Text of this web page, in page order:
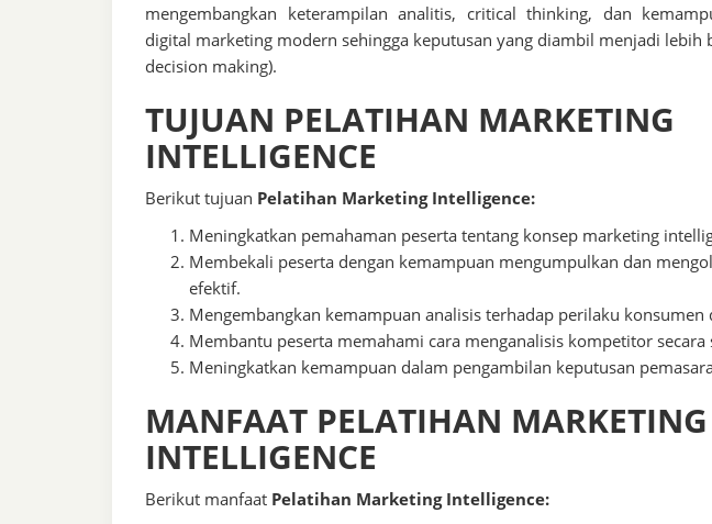
mengembangkan keterampilan analitis, critical thinking, dan
digital marketing modern sehingga keputusan yang diambil menjadi lebih
decision making).
TUJUAN PELATIHAN MARKETING
INTELLIGENCE
Berikut tujuan Pelatihan Marketing Intelligence:
Meningkatkan pemahaman peserta tentang konsep marketing
Membekali peserta dengan kemampuan mengumpulkan dan
efektif.
Mengembangkan kemampuan analisis terhadap perilaku konsumen
Membantu peserta memahami cara menganalisis kompetitor secara
Meningkatkan kemampuan dalam pengambilan keputusan
MANFAAT PELATIHAN MARKETING
INTELLIGENCE
Berikut manfaat Pelatihan Marketing Intelligence: